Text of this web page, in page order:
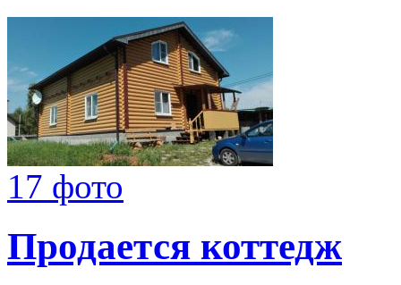
17 фото
Продается коттедж